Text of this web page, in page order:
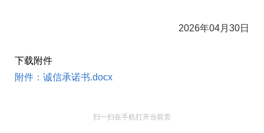
2026年04月30日
下载附件
附件：诚信承诺书.docx
扫一扫在手机打开当前页